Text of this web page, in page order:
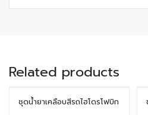
Related products
ชุดน้ำยาเคลือบสีรถไฮโดรโฟบิก